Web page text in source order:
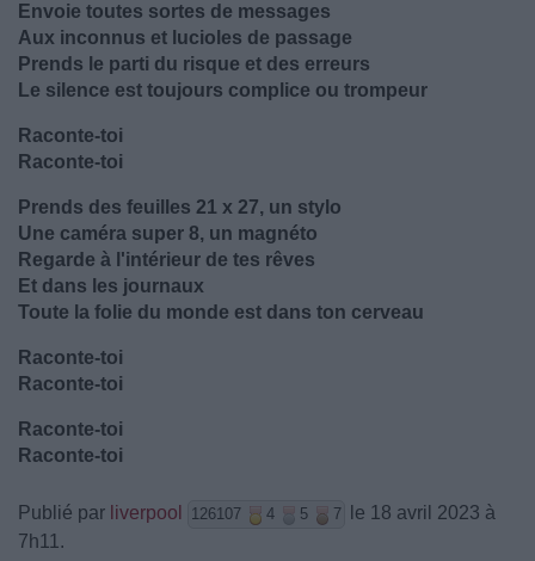
Envoie toutes sortes de messages
Aux inconnus et lucioles de passage
Prends le parti du risque et des erreurs
Le silence est toujours complice ou trompeur
Raconte-toi
Raconte-toi
Prends des feuilles 21 x 27, un stylo
Une caméra super 8, un magnéto
Regarde à l'intérieur de tes rêves
Et dans les journaux
Toute la folie du monde est dans ton cerveau
Raconte-toi
Raconte-toi
Raconte-toi
Raconte-toi
Publié par liverpool 126107 4 5 7
le 18 avril 2023 à
7h11.